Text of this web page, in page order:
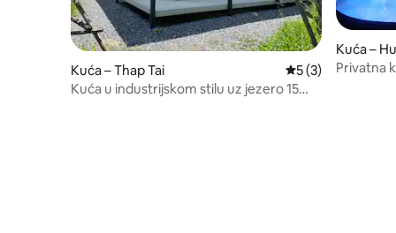
Kuća – Thap Tai Prosječna ocjena:
5 (3)
Kuća u industrijskom stilu uz jezero 15
Kuća –
Privatna